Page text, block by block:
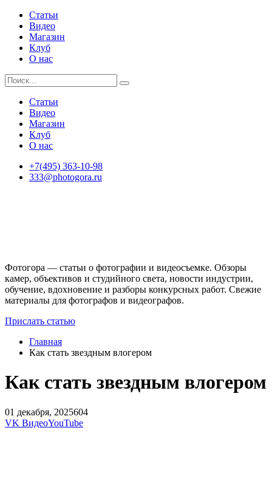
Статьи
Видео
Магазин
Клуб
О нас
Статьи
Видео
Магазин
Клуб
О нас
+7(495) 363-10-98
333@photogora.ru
Фотогора — статьи о фотографии и видеосъемке. Обзоры
камер, объективов и студийного света, новости индустрии,
обучение, вдохновение и разборы конкурсных работ. Свежие
материалы для фотографов и видеографов.
Прислать статью
Главная
Как стать звездным влогером
Как стать звездным влогером
01 декабря, 2025604
VK ВидеоYouTube